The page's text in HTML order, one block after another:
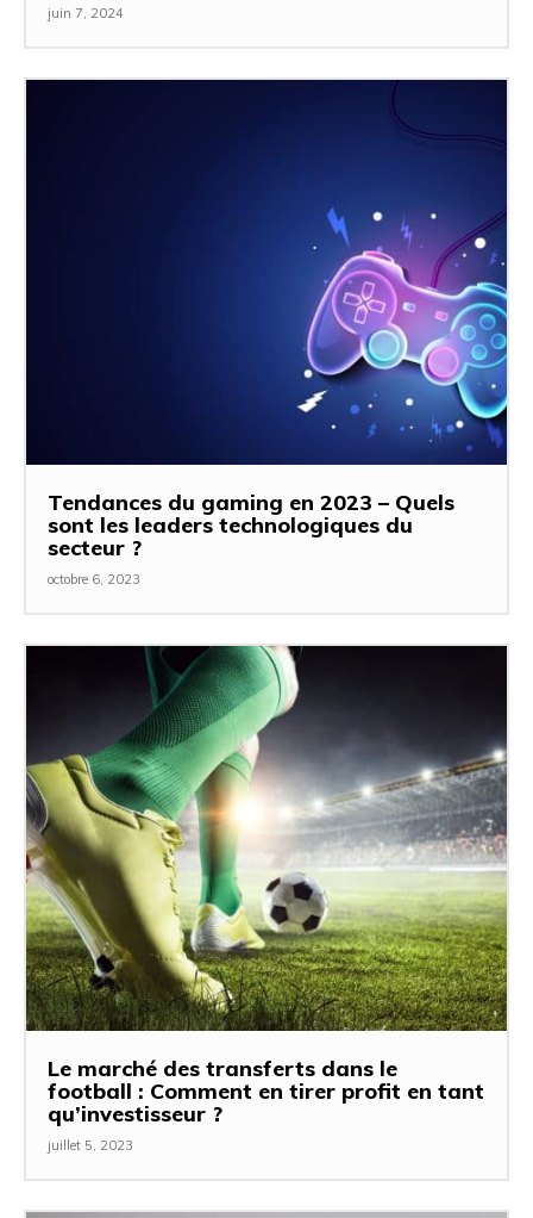
juin 7, 2024
Tendances du gaming en 2023 – Quels
sont les leaders technologiques du
secteur ?
octobre 6, 2023
Le marché des transferts dans le
football : Comment en tirer profit en tant
qu’investisseur ?
juillet 5, 2023